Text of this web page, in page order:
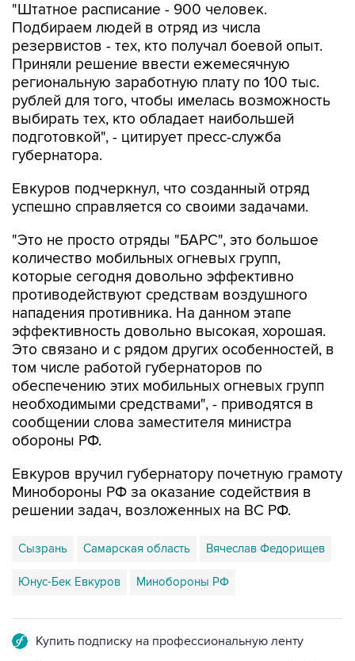
"Штатное расписание - 900 человек.
Подбираем людей в отряд из числа
резервистов - тех, кто получал боевой опыт.
Приняли решение ввести ежемесячную
региональную заработную плату по 100 тыс.
рублей для того, чтобы имелась возможность
выбирать тех, кто обладает наибольшей
подготовкой", - цитирует пресс-служба
губернатора.
Евкуров подчеркнул, что созданный отряд
успешно справляется со своими задачами.
"Это не просто отряды "БАРС", это большое
количество мобильных огневых групп,
которые сегодня довольно эффективно
противодействуют средствам воздушного
нападения противника. На данном этапе
эффективность довольно высокая, хорошая.
Это связано и с рядом других особенностей, в
том числе работой губернаторов по
обеспечению этих мобильных огневых групп
необходимыми средствами", - приводятся в
сообщении слова заместителя министра
обороны РФ.
Евкуров вручил губернатору почетную грамоту
Минобороны РФ за оказание содействия в
решении задач, возложенных на ВС РФ.
Сызрань Самарская область Вячеслав Федорищев
Юнус-Бек Евкуров Минобороны РФ
Купить подписку на профессиональную ленту